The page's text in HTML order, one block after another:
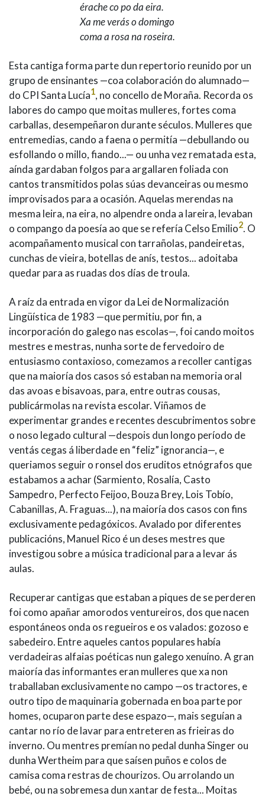
IDENTIDADE CORPORATIVA
MARCIAL DEL ADALID
CASA-MUSEO EMILIA PARDO
FIGURAS HOMENAXEADAS
HISTORIA
PRIMAVERA DAS LETRAS
Instagram
Bluesky
érache co po da eira.
Xa me verás o domingo
coma a rosa na roseira.
Esta cantiga forma parte dun repertorio reunido por un
grupo de ensinantes —coa colaboración do alumnado—
do CPI Santa Lucía1, no concello de Moraña. Recorda os
labores do campo que moitas mulleres, fortes coma
carballas, desempeñaron durante séculos. Mulleres que
entremedias, cando a faena o permitía —debullando ou
esfollando o millo, fiando...— ou unha vez rematada esta,
aínda gardaban folgos para argallaren foliada con
cantos transmitidos polas súas devanceiras ou mesmo
improvisados para a ocasión. Aquelas merendas na
mesma leira, na eira, no alpendre onda a lareira, levaban
o compango da poesía ao que se refería Celso Emilio2. O
acompañamento musical con tarrañolas, pandeiretas,
cunchas de vieira, botellas de anís, testos... adoitaba
quedar para as ruadas dos días de troula.
A raíz da entrada en vigor da Lei de Normalización
Lingüística de 1983 —que permitiu, por fin, a
incorporación do galego nas escolas—, foi cando moitos
mestres e mestras, nunha sorte de fervedoiro de
entusiasmo contaxioso, comezamos a recoller cantigas
que na maioría dos casos só estaban na memoria oral
das avoas e bisavoas, para, entre outras cousas,
publicármolas na revista escolar. Viñamos de
experimentar grandes e recentes descubrimentos sobre
o noso legado cultural —despois dun longo período de
ventás cegas á liberdade en “feliz” ignorancia—, e
queriamos seguir o ronsel dos eruditos etnógrafos que
estabamos a achar (Sarmiento, Rosalía, Casto
Sampedro, Perfecto Feijoo, Bouza Brey, Lois Tobío,
Cabanillas, A. Fraguas...), na maioría dos casos con fins
exclusivamente pedagóxicos. Avalado por diferentes
publicacións, Manuel Rico é un deses mestres que
investigou sobre a música tradicional para a levar ás
aulas.
Recuperar cantigas que estaban a piques de se perderen
foi como apañar amorodos ventureiros, dos que nacen
espontáneos onda os regueiros e os valados: gozoso e
sabedeiro. Entre aqueles cantos populares había
verdadeiras alfaias poéticas nun galego xenuíno. A gran
maioría das informantes eran mulleres que xa non
traballaban exclusivamente no campo —os tractores, e
outro tipo de maquinaria gobernada en boa parte por
homes, ocuparon parte dese espazo—, mais seguían a
cantar no río de lavar para entreteren as frieiras do
inverno. Ou mentres premían no pedal dunha Singer ou
dunha Wertheim para que saísen puños e colos de
camisa coma restras de chourizos. Ou arrolando un
bebé, ou na sobremesa dun xantar de festa... Moitas